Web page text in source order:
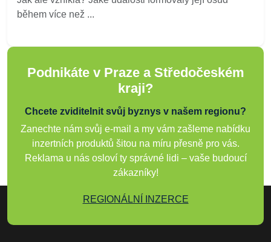
během více než ...
Podnikáte v Praze a Středočeském
kraji?
Chcete zviditelnit svůj byznys v našem regionu?
Zanechte nám svůj e-mail a my vám zašleme nabídku
inzertních produktů šitou na míru přesně pro vás.
Reklama u nás osloví ty správné lidi – vaše budoucí
zákazníky!
REGIONÁLNÍ INZERCE